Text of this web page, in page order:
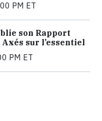
PM ET
son Rapport
Axés sur l’essentiel
PM ET